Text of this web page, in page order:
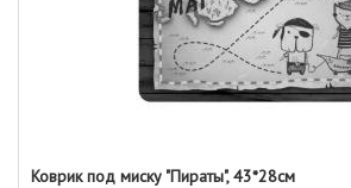
Коврик под миску "Пираты", 43*28см